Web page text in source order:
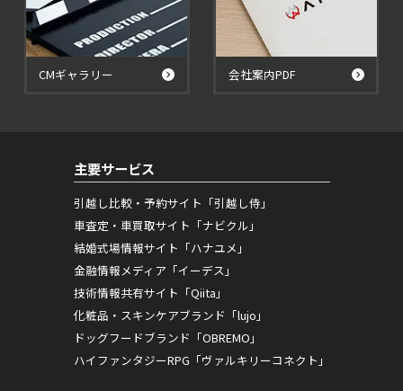
CMギャラリー 会社案内PDF
主要サービス
引越し比較・予約サイト「引越し侍」
車査定・車買取サイト「ナビクル」
結婚式場情報サイト「ハナユメ」
金融情報メディア「イーデス」
技術情報共有サイト「Qiita」
化粧品・スキンケアブランド「lujo」
ドッグフードブランド「OBREMO」
ハイファンタジーRPG「ヴァルキリーコネクト」